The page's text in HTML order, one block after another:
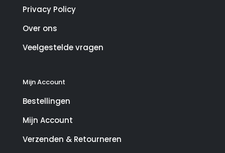
Privacy Policy
Over ons
Veelgestelde vragen
Mijn Account
Bestellingen
Mijn Account
Verzenden & Retourneren